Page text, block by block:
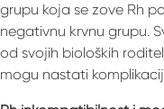
grupu koja se zove Rh
negativnu krvnu grupu.
od svojih bioloških
mogu nastati